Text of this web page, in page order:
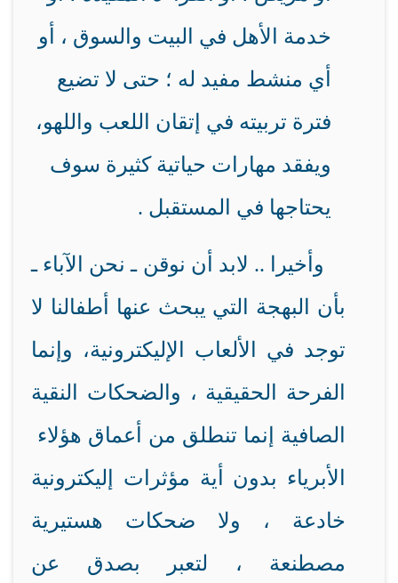
خدمة الأهل في البيت والسوق ، أو
أي منشط مفيد له ؛ حتى لا تضيع
فترة تربيته في إتقان اللعب واللهو،
ويفقد مهارات حياتية كثيرة سوف
يحتاجها في المستقبل .
وأخيرا .. لابد أن نوقن ـ نحن الآباء ـ
بأن البهجة التي يبحث عنها أطفالنا لا
توجد في الألعاب الإليكترونية، وإنما
الفرحة الحقيقية ، والضحكات النقية
الصافية إنما تنطلق من أعماق هؤلاء
الأبرياء بدون أية مؤثرات إليكترونية
خادعة ، ولا ضحكات هستيرية
مصطنعة ، لتعبر بصدق عن